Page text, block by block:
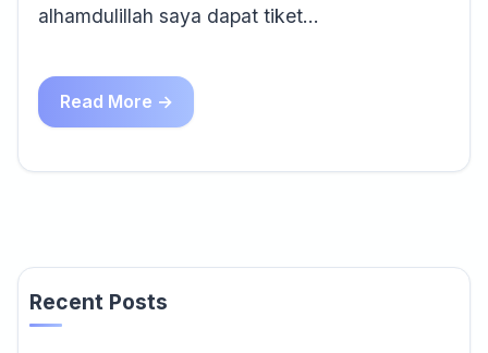
alhamdulillah saya dapat tiket…
Read More →
Recent Posts